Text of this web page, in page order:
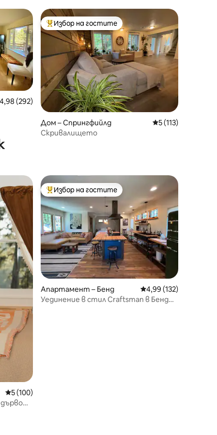
оценка: 4,98 от 5, 292 отзива
4,98 (292)
Най-популярен избор на гостите
Избор на гостите
Дом – Спрингфийлд Средна оценка: 5
5 (113)
Скривалището
Средна оценка: 5 от 5, 100 отзива
5 (100)
Най-популярен избор на гостите
Избор на гостите
Апартамент – Бенд Средна оценка: 4,99
4,99 (132)
Уединение в стил Craftsman в Бенд